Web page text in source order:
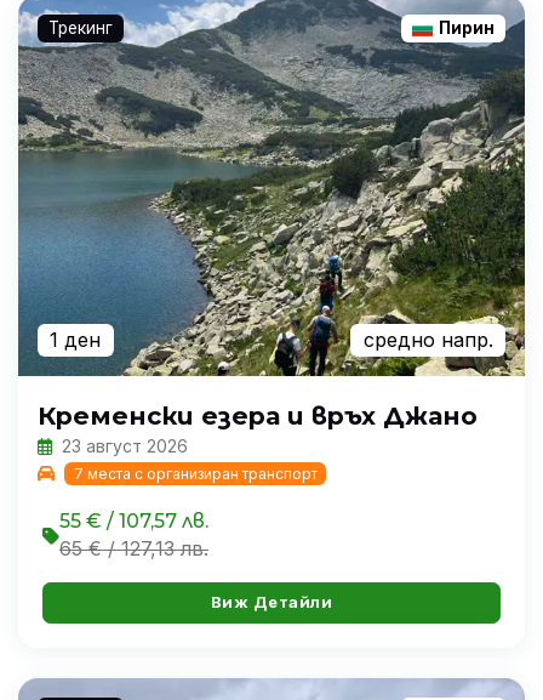
Трекинг Пирин
1 ден средно напр.
Кременски езера и връх Джано
23 август 2026
7 места с организиран транспорт
55 € / 107,57 лв.
65 € / 127,13 лв.
Виж Детайли